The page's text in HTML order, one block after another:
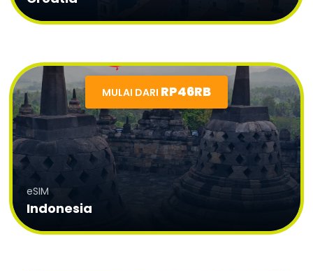
MULAI DARI RP46RB
eSIM
Indonesia